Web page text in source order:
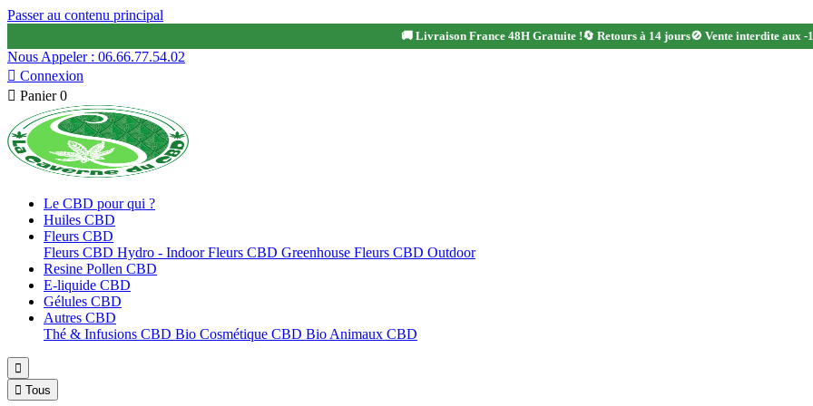
Passer au contenu principal
🚚 Livraison France 48H Gratuite !🔄 Retours à 14 jours🚫 Vente interdite aux -
Nous Appeler : 06.66.77.54.02
 Connexion
 Panier 0
Le CBD pour qui ?
Huiles CBD
Fleurs CBD
Fleurs CBD Hydro - IndoorFleurs CBD Greenhouse Fleurs CBD Outdoor
Resine Pollen CBD
E-liquide CBD
Gélules CBD
Autres CBD
Thé & Infusions CBD Bio Cosmétique CBD Bio Animaux CBD

 Tous